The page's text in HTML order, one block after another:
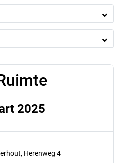
2025
Herenweg 4